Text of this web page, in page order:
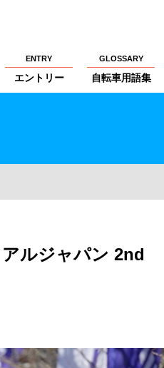
ENTRY
エントリー
GLOSSARY
自転車用語集
ルジャパン 2nd